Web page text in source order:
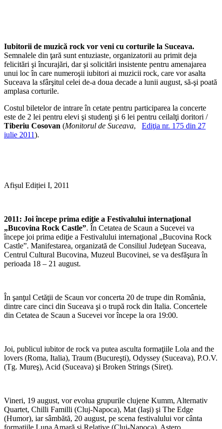
Iubitorii de muzică rock vor veni cu corturile la Suceava.
Semnalele din ţară sunt entuziaste, organizatorii au primit deja
felicitări şi încurajări, dar şi solicitări insistente pentru amenajarea
unui loc în care numeroşii iubitori ai muzicii rock, care vor asalta
Suceava la sfârşitul celei de-a doua decade a lunii august, să-şi poată
amplasa corturile.
Costul biletelor de intrare în cetate pentru participarea la concerte
este de 2 lei pentru elevi şi studenţi şi 6 lei pentru ceilalţi doritori /
Tiberiu Cosovan (Monitorul de Suceava, Ediţia nr. 175 din 27
iulie 2011).
Afișul Ediției I, 2011
2011: Joi începe prima ediţie a Festivalului internaţional
„Bucovina Rock Castle”. În Cetatea de Scaun a Sucevei va
începe joi prima ediţie a Festivalului internaţional „Bucovina Rock
Castle”. Manifestarea, organizată de Consiliul Judeţean Suceava,
Centrul Cultural Bucovina, Muzeul Bucovinei, se va desfăşura în
perioada 18 – 21 august.
În şanţul Cetăţii de Scaun vor concerta 20 de trupe din România,
dintre care cinci din Suceava şi o trupă rock din Italia. Concertele
din Cetatea de Scaun a Sucevei vor începe la ora 19:00.
Joi, publicul iubitor de rock va putea asculta formaţiile Lola and the
lovers (Roma, Italia), Traum (Bucureşti), Odyssey (Suceava), P.O.V.
(Tg. Mureş), Acid (Suceava) şi Broken Strings (Siret).
Vineri, 19 august, vor evolua grupurile clujene Kumm, Alternativ
Quartet, Chilli Familli (Cluj-Napoca), Mat (Iaşi) şi The Edge
(Humor), iar sâmbătă, 20 august, pe scena festivalului vor cânta